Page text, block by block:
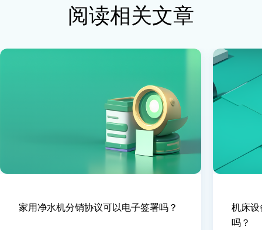
阅读相关文章
家用净水机分销协议可以电子签署吗？
机床
吗？